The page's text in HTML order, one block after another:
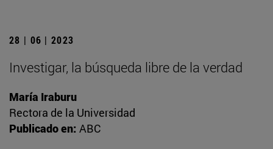
28 | 06 | 2023
Investigar, la búsqueda libre de la verdad
María Iraburu
Rectora de la Universidad
Publicado en: ABC